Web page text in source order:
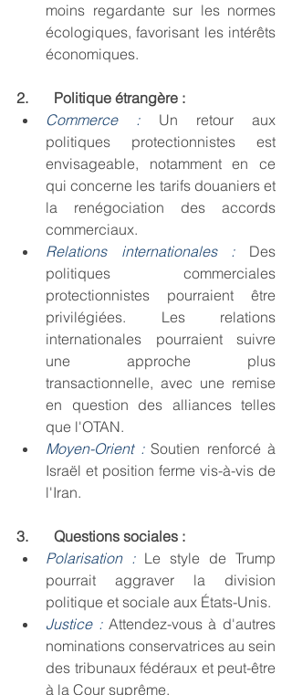
moins regardante sur les normes
écologiques, favorisant les intérêts
économiques.
2.       Politique étrangère :
Commerce :
Un retour aux
politiques protectionnistes est
envisageable, notamment en ce
qui concerne les tarifs douaniers et
la renégociation des accords
commerciaux.
Relations internationales : Des
politiques commerciales
protectionnistes pourraient être
privilégiées. Les relations
internationales pourraient suivre
une approche plus
transactionnelle, avec une remise
en question des alliances telles
que l'OTAN.
Moyen-Orient : Soutien renforcé à
Israël et position ferme vis-à-vis de
l'Iran.
3.       Questions sociales :
Polarisation : Le style de Trump
pourrait aggraver la division
politique et sociale aux États-Unis.
Justice : Attendez-vous à d'autres
nominations conservatrices au sein
des tribunaux fédéraux et peut-être
à la Cour suprême.